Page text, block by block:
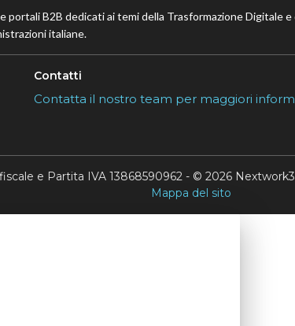
B2B dedicati ai temi della Trasformazione Digitale
italiane.
Contatti
Contatta il nostro team per maggiori
e Partita IVA 13868590962 - © 2026
Mappa del sito